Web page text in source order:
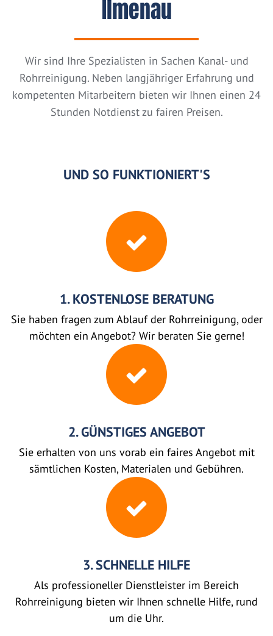
Ilmenau
Wir sind Ihre Spezialisten in Sachen Kanal- und
Rohrreinigung. Neben langjähriger Erfahrung und
kompetenten Mitarbeitern bieten wir Ihnen einen 24
Stunden Notdienst zu fairen Preisen.
UND SO FUNKTIONIERT'S
1. KOSTENLOSE BERATUNG
Sie haben fragen zum Ablauf der Rohrreinigung, oder
möchten ein Angebot? Wir beraten Sie gerne!
2. GÜNSTIGES ANGEBOT
Sie erhalten von uns vorab ein faires Angebot mit
sämtlichen Kosten, Materialen und Gebühren.
3. SCHNELLE HILFE
Als professioneller Dienstleister im Bereich
Rohrreinigung bieten wir Ihnen schnelle Hilfe, rund
um die Uhr.